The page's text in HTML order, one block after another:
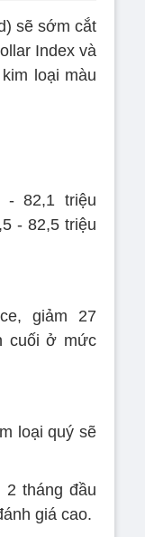
sẽ sớm cắt
Index và
loại màu
82,1 triệu
- 82,5 triệu
giảm 27
cuối ở mức
loại quý sẽ
tháng đầu
giá cao.